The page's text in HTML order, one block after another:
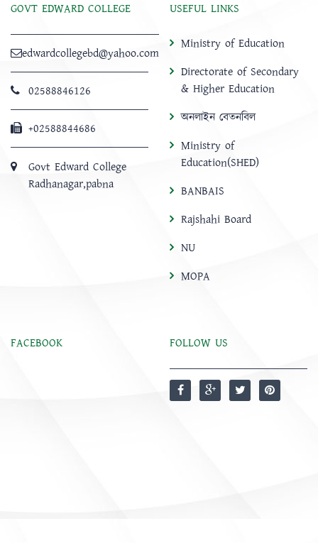
GOVT EDWARD COLLEGE
edwardcollegebd@yahoo.com
02588846126
+02588844686
Govt Edward College
Radhanagar,pabna
USEFUL LINKS
Ministry of Education
Directorate of Secondary
& Higher Education
অনলাইন বেতনবিল
Ministry of
Education(SHED)
BANBAIS
Rajshahi Board
NU
MOPA
FACEBOOK FOLLOW US